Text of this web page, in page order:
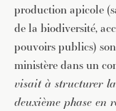
production apicole
de la biodiversité,
pouvoirs publics)
ministère dans un
visait à structurer
deuxième phase en